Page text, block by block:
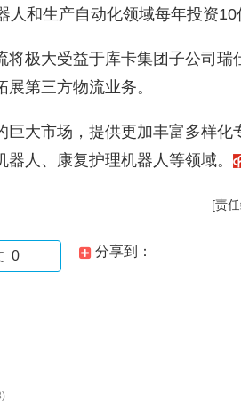
和生产自动化领域每年投资10
极大受益于库卡集团子公司瑞
第三方物流业务。
大市场，提供更加丰富多样化
人、康复护理机器人等领域。
[责
分享到：
0